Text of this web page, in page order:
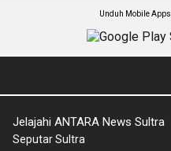
Unduh Mobile
Jelajahi ANTARA News Sultra
Seputar Sultra